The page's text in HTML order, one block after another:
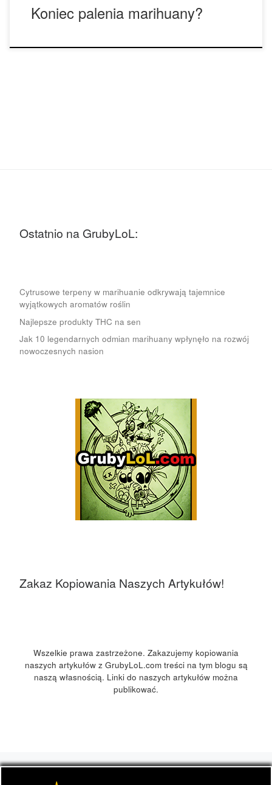
Koniec palenia marihuany?
Ostatnio na GrubyLoL:
Cytrusowe terpeny w marihuanie odkrywają tajemnice
wyjątkowych aromatów roślin
Najlepsze produkty THC na sen
Jak 10 legendarnych odmian marihuany wpłynęło na rozwój
nowoczesnych nasion
Zakaz Kopiowania Naszych Artykułów!
Wszelkie prawa zastrzeżone. Zakazujemy kopiowania
naszych artykułów z GrubyLoL.com treści na tym blogu są
naszą własnością. Linki do naszych artykułów można
publikować.